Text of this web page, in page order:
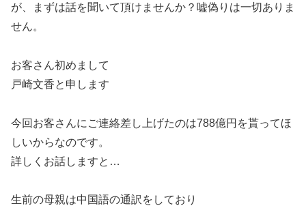
が、まずは話を聞いて頂けませんか？嘘偽りは一切ありま
せん。
お客さん初めまして
戸崎文香と申します
今回お客さんにご連絡差し上げたのは788億円を貰ってほ
しいからなのです。
詳しくお話しますと…
生前の母親は中国語の通訳をしており